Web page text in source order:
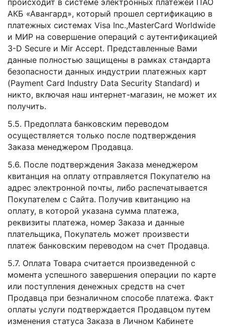
происходит в системе электронных платежей ПАО
АКБ «Авангард», который прошел сертификацию в
платежных системах Visa Inc.,MasterCard Worldwide
и МИР на совершение операций с аутентификацией
3-D Secure и Mir Accept. Представленные Вами
данные полностью защищены в рамках стандарта
безопасности данных индустрии платежных карт
(Payment Card Industry Data Security Standard) и
никто, включая наш интернет-магазин, не может их
получить.
5.5. Предоплата банковским переводом
осуществляется только после подтверждения
Заказа менеджером Продавца.
5.6. После подтверждения Заказа менеджером
квитанция на оплату отправляется Покупателю на
адрес электронной почты, либо распечатывается
Покупателем с Сайта. Получив квитанцию на
оплату, в которой указана сумма платежа,
реквизиты платежа, номер Заказа и данные
плательщика, Покупатель может произвести
платеж банковским переводом на счет Продавца.
5.7. Оплата Товара считается произведенной с
момента успешного завершения операции по карте
или поступления денежных средств на счет
Продавца при безналичном способе платежа. Факт
оплаты услуги подтверждается Продавцом путем
изменения статуса Заказа в Личном Кабинете